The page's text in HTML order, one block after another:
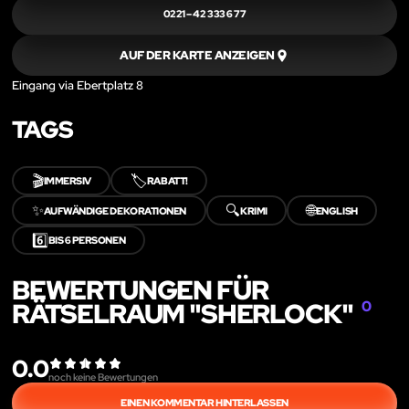
0221 – 42 333 6 77
AUF DER KARTE ANZEIGEN
Eingang via Ebertplatz 8
TAGS
🎬IMMERSIV 🏷️RABATT!
✨AUFWÄNDIGE DEKORATIONEN 🔍KRIMI 🌐ENGLISH
6️⃣BIS 6 PERSONEN
BEWERTUNGEN FÜR
RÄTSELRAUM "SHERLOCK"0
0.0noch keine Bewertungen
EINEN KOMMENTAR HINTERLASSEN